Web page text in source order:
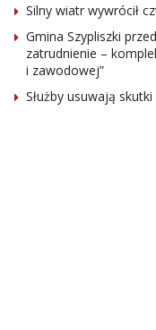
Silny wiatr wywrócił
Gmina Szypliszki
zatrudnienie –
i zawodowej”
Służby usuwają